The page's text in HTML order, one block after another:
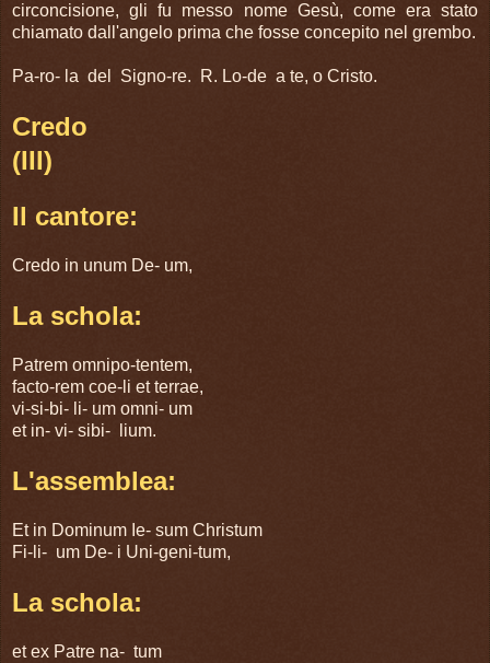
circoncisione, gli fu messo nome Gesù, come era stato
chiamato dall'angelo prima che fosse concepito nel grembo.
Pa-ro- la del Signo-re. R. Lo-de a te, o Cristo.
Credo
(III)
Il cantore:
Credo in unum De- um,
La schola:
Patrem omnipo-tentem,
facto-rem coe-li et terrae,
vi-si-bi- li- um omni- um
et in- vi- sibi- lium.
L'assemblea:
Et in Dominum Ie- sum Christum
Fi-li- um De- i Uni-geni-tum,
La schola:
et ex Patre na- tum